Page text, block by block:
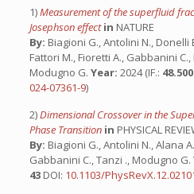
1)Measurement of the superfluid
Josephson effectin NATURE
By: Biagioni G., Antolini N., Donelli
Fattori M., Fioretti A., Gabbanini
Modugno G. Year: 2024 (IF.: 48.500
024-07361-9)
2)Dimensional Crossover in the
Phase Transition in PHYSICAL
By: Biagioni G., Antolini N., Alana
Gabbanini C., Tanzi ., Modugno G.
43 DOI: 10.1103/